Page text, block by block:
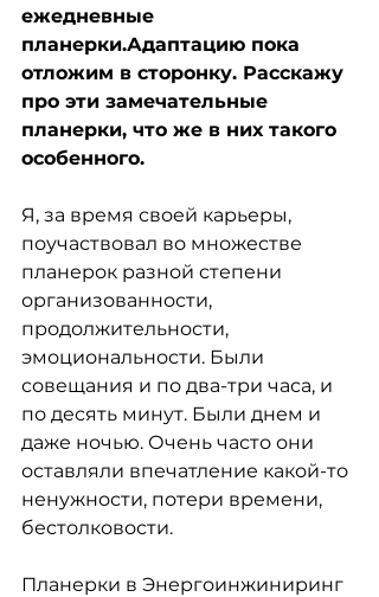
ежедневные
планерки.Адаптацию пока
отложим в сторонку. Расскажу
про эти замечательные
планерки, что же в них такого
особенного.
Я, за время своей карьеры,
поучаствовал во множестве
планерок разной степени
организованности,
продолжительности,
эмоциональности. Были
совещания и по два-три часа, и
по десять минут. Были днем и
даже ночью. Очень часто они
оставляли впечатление какой-то
ненужности, потери времени,
бестолковости.
Планерки в Энергоинжиниринг